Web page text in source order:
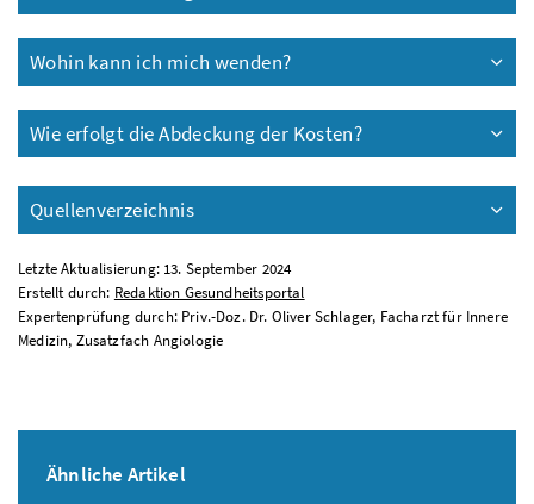
Wohin kann ich mich wenden?
Wie erfolgt die Abdeckung der Kosten?
Quellenverzeichnis
Letzte Aktualisierung: 13. September 2024
Erstellt durch: Redaktion Gesundheitsportal
Expertenprüfung durch: Priv.-Doz. Dr. Oliver Schlager, Facharzt für Innere
Medizin, Zusatzfach Angiologie
Ähnliche Artikel